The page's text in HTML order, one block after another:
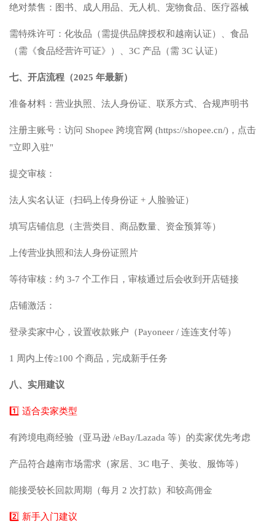
绝对禁售：图书、成人用品、无人机、宠物食品、医疗器械
需特殊许可：化妆品（需提供品牌授权和越南认证）、食品
（需《食品经营许可证》）、3C 产品（需 3C 认证）
七、开店流程（2025 年最新）
准备材料：营业执照、法人身份证、联系方式、合规声明书
注册主账号：访问 Shopee 跨境官网 (https://shopee.cn/)，点击
"立即入驻"
提交审核：
法人实名认证（扫码上传身份证 + 人脸验证）
填写店铺信息（主营类目、商品数量、资金预算等）
上传营业执照和法人身份证照片
等待审核：约 3-7 个工作日，审核通过后会收到开店链接
店铺激活：
登录卖家中心，设置收款账户（Payoneer / 连连支付等）
1 周内上传≥100 个商品，完成新手任务
八、实用建议
1️⃣ 适合卖家类型
有跨境电商经验（亚马逊 /eBay/Lazada 等）的卖家优先考虑
产品符合越南市场需求（家居、3C 电子、美妆、服饰等）
能接受较长回款周期（每月 2 次打款）和较高佣金
2️⃣ 新手入门建议